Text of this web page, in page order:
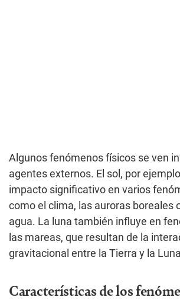
Algunos fenómenos físicos se ven
agentes externos. El sol, por
impacto significativo en varios
como el clima, las auroras boreales
agua. La luna también influye en
las mareas, que resultan de la
gravitacional entre la Tierra y la
Características de los